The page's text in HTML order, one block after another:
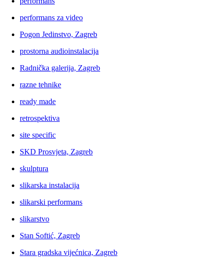
performans za video
Pogon Jedinstvo, Zagreb
prostorna audioinstalacija
Radnička galerija, Zagreb
razne tehnike
ready made
retrospektiva
site specific
SKD Prosvjeta, Zagreb
skulptura
slikarska instalacija
slikarski performans
slikarstvo
Stan Softić, Zagreb
Stara gradska vijećnica, Zagreb